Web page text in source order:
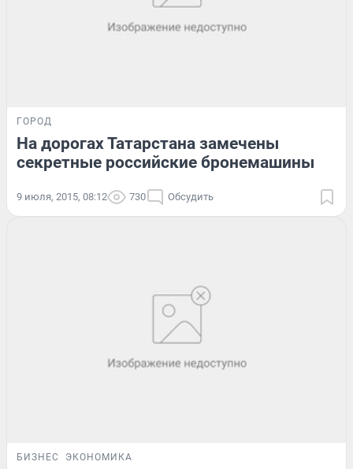
ГОРОД
На дорогах Татарстана замечены
секретные российские бронемашины
9 июля, 2015, 08:12 730 Обсудить
БИЗНЕС ЭКОНОМИКА